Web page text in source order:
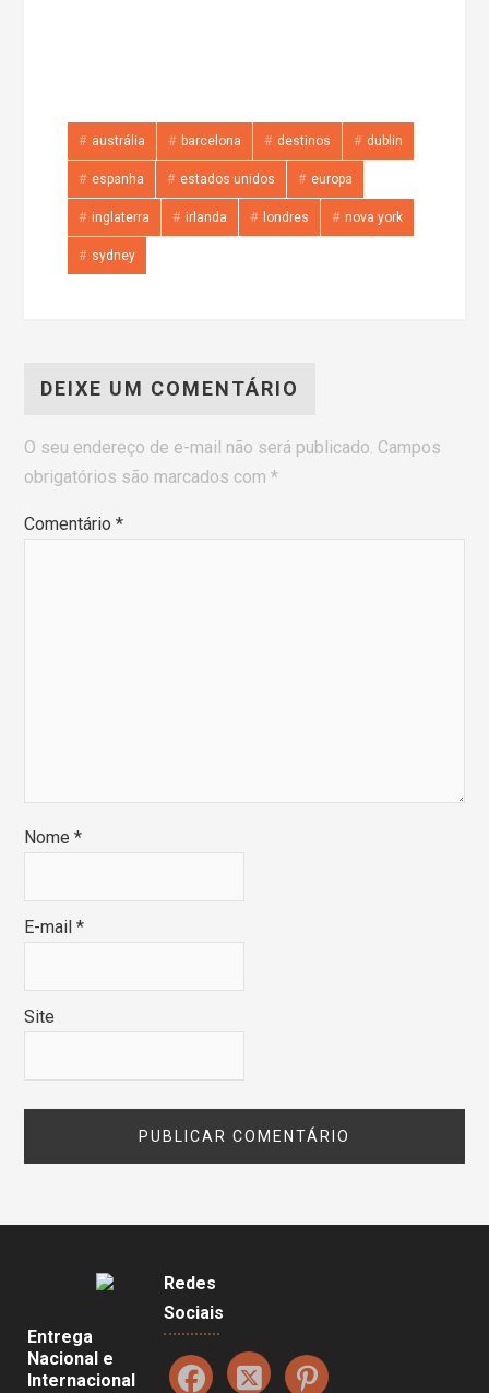
austrália barcelona destinos dublin
espanha estados unidos europa
inglaterra irlanda londres nova york
sydney
DEIXE UM COMENTÁRIO
O seu endereço de e-mail não será publicado. Campos
obrigatórios são marcados com*
Comentário*
Nome*
E-mail*
Site
Entrega
Nacional e
Internacional
Redes
Sociais